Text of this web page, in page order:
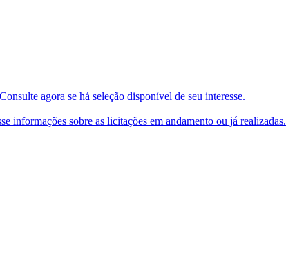
agora se há seleção disponível de seu interesse.
informações sobre as licitações em andamento ou já realizadas.